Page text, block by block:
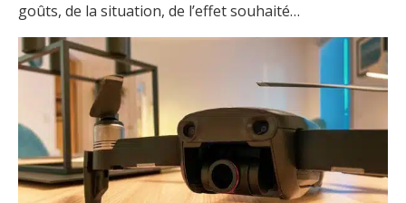
goûts, de la situation, de l’effet souhaité…